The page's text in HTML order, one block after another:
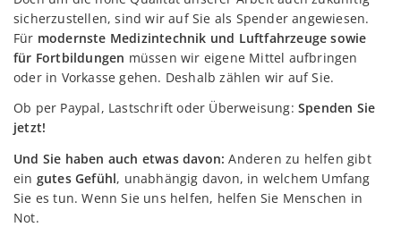
sicherzustellen, sind wir auf Sie als Spender angewiesen.
Für modernste Medizintechnik und Luftfahrzeuge sowie
für Fortbildungen müssen wir eigene Mittel aufbringen
oder in Vorkasse gehen. Deshalb zählen wir auf Sie.
Ob per Paypal, Lastschrift oder Überweisung: Spenden Sie
jetzt!
Und Sie haben auch etwas davon: Anderen zu helfen gibt
ein gutes Gefühl, unabhängig davon, in welchem Umfang
Sie es tun. Wenn Sie uns helfen, helfen Sie Menschen in
Not.